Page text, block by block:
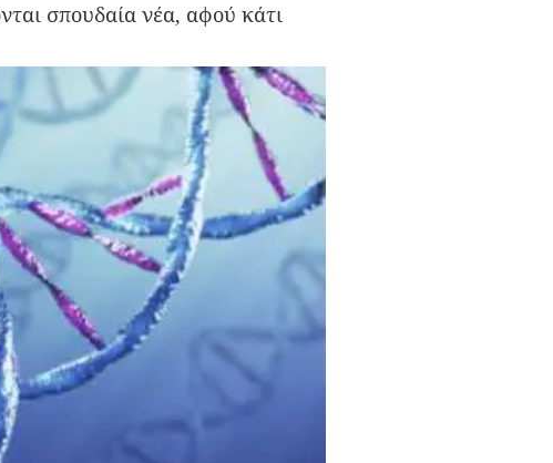
σπουδαία νέα, αφού κάτι